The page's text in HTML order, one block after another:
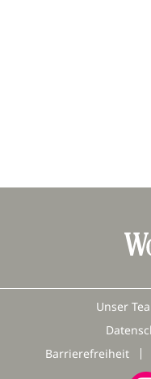
Unser
Barrierefreiheit